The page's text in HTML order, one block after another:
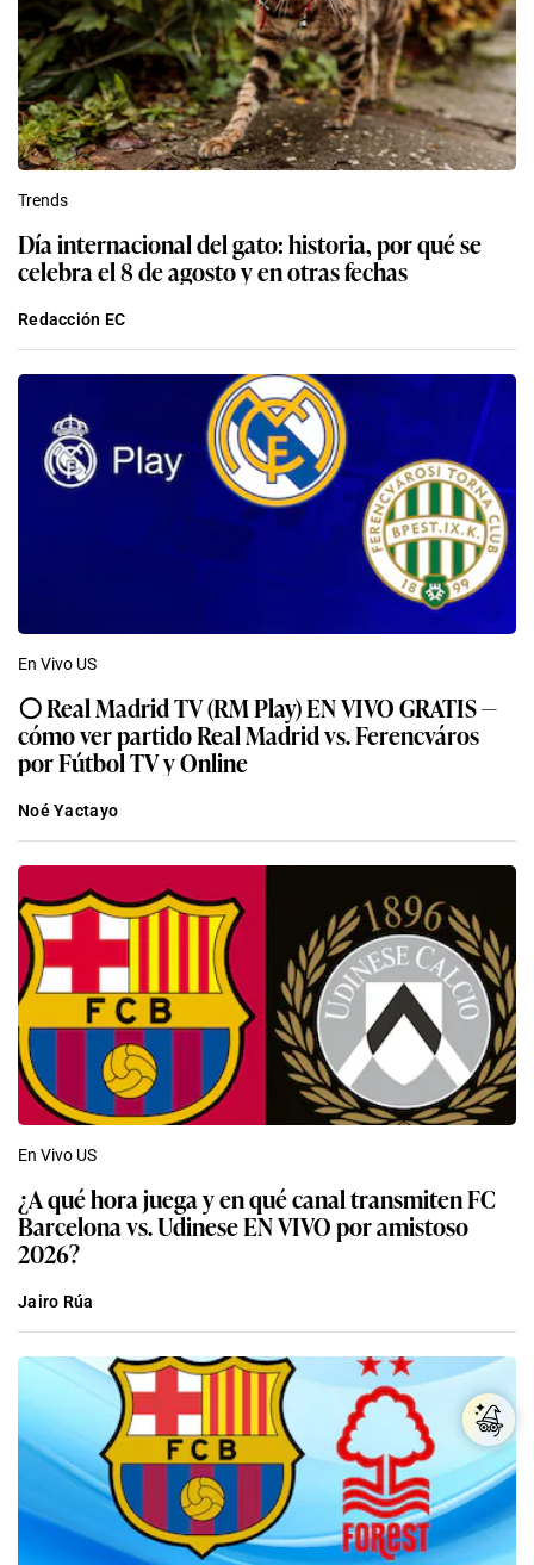
Trends
Día internacional del gato: historia, por qué se
celebra el 8 de agosto y en otras fechas
Redacción EC
En Vivo US
⚪​ Real Madrid TV (RM Play) EN VIVO GRATIS —
cómo ver partido Real Madrid vs. Ferencváros
por Fútbol TV y Online
Noé Yactayo
En Vivo US
¿A qué hora juega y en qué canal transmiten FC
Barcelona vs. Udinese EN VIVO por amistoso
2026?
Jairo Rúa